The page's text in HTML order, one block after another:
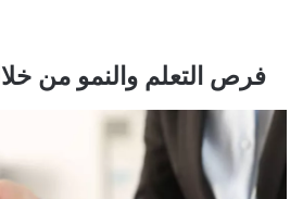
فرص التعلم والنمو من